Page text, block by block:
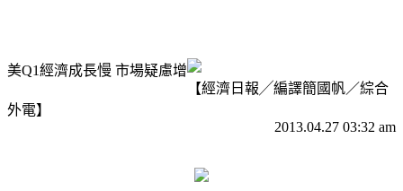
美Q1經濟成長慢 市場疑慮增
【經濟日報╱編譯簡國帆／綜合
外電】
2013.04.27 03:32 am